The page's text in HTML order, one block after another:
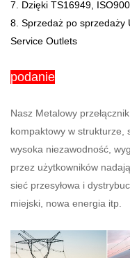
7. Dzięki TS16949,
8. Sprzedaż po sprzedaży
Service Outlets
podanie
Nasz Metalowy
kompaktowy w strukturze,
wysoka niezawodność,
przez użytkowników
sieć przesyłowa i
miejski, nowa energia itp.